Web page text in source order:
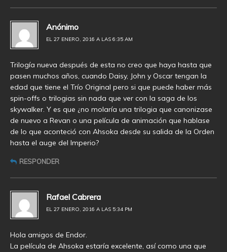
Anónimo
EL 27 ENERO, 2016 A LAS 6:35 AM
Trilogía nueva después de esta no creo que haya hasta que
pasen muchos años, cuando Daisy, John y Oscar tengan la
edad que tiene el Trío Original pero si que puede haber más
spin-offs o trilogias sin nada que ver con la saga de los
skywalker. Y es que ¿no molaría una trilogia que canonizase
de nuevo a Revan o una película de animación que hablase
de lo que aconteció con Ahsoka desde su salida de la Orden
hasta el auge del Imperio?
RESPONDER
Rafael Cabrera
EL 27 ENERO, 2016 A LAS 5:34 PM
Hola amigos de Endor.
La película de Ahsoka estaría excelente, así como una que